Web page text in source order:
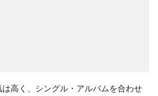
高く、シングル・アルバムを合わせ